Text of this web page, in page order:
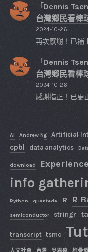
「 Dennis
台灣鄉民看棒
2024-10-26
再次感謝！已補
「 Dennis
台灣鄉民看棒
2024-10-26
感謝指正！已更
AI Andrew Ng Artificial
cpbl data analytics
download Experience
info
Python quanteda R R
semiconductor stringr
transcript tsmc
人文社會 台灣 吳恩達 堆疊